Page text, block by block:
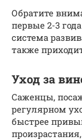
Обратите
первые 2-3
система
также
Уход за
Саженцы,
регулярном
быстрее